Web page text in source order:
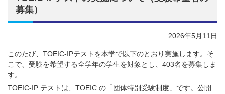
募集）
2026年5月11日
このたび、TOEIC-IPテストを本学で以下のとおり実施します。そ
こで、受験を希望する全学年の学生を対象とし、403名を募集しま
す。
TOEIC-IP テストは、TOEIC の「団体特別受験制度」です。公開